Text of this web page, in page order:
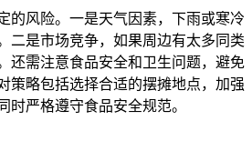
的风险。一是天气因素，下雨或寒冷
二是市场竞争，如果周边有太多同类
还需注意食品安全和卫生问题，避免
策略包括选择合适的摆摊地点，加强
时严格遵守食品安全规范。